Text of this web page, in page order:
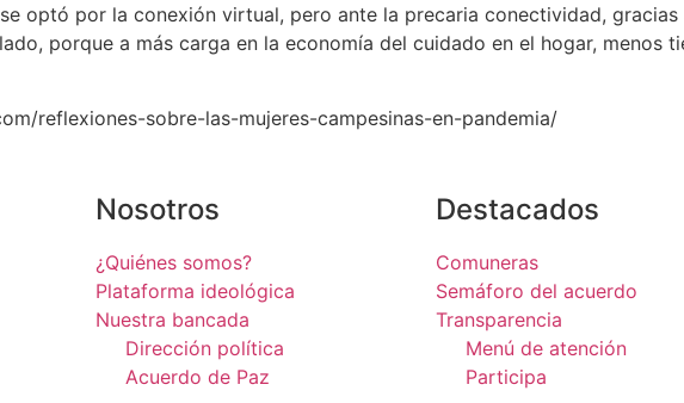
optó por la conexión virtual, pero ante la precaria conectividad,
porque a más carga en la economía del cuidado en el hogar, menos
reflexiones-sobre-las-mujeres-campesinas-en-pandemia/
Nosotros
¿Quiénes somos?
Plataforma ideológica
Nuestra bancada
Dirección política
Acuerdo de Paz
Destacados
Comuneras
Semáforo del acuerdo
Transparencia
Menú de atención
Participa